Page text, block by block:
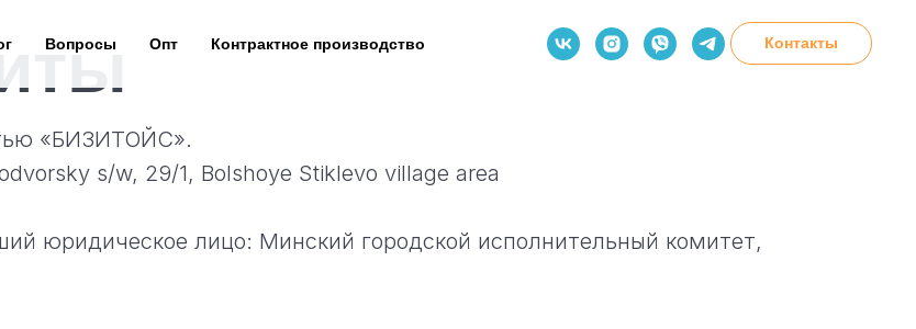
Вопросы Опт Контрактное производство Контакты
«БИЗИТОЙС».
s/w, 29/1, Bolshoye Stiklevo village area
юридическое лицо: Минский городской исполнительный комитет,